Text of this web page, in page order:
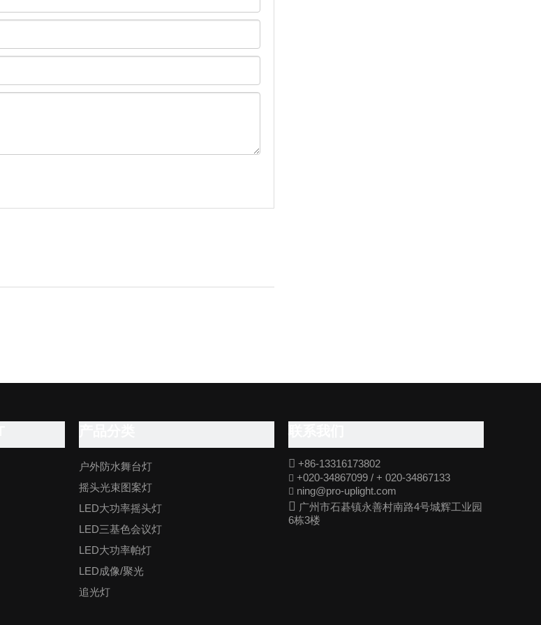
户外防水舞台灯
摇头光束图案灯
LED大功率摇头灯
LED三基色会议灯
LED大功率帕灯
LED成像/聚光
追光灯
 +86-13316173802
 +020-34867099 / + 020-34867133
 ning@pro-uplight.com
 广州市石碁镇永善村南路4号城辉工业园
6栋3楼